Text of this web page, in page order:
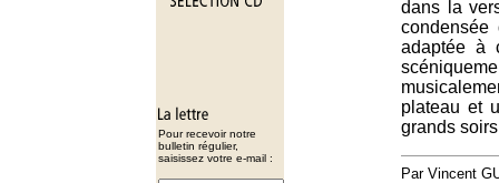
Pour recevoir notre
bulletin régulier,
saisissez votre e-mail :
dans la
condensée
adaptée à
plateau et
grands
Par Vincent